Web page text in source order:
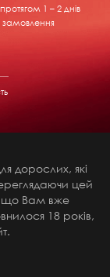
протягом 1 – 2 днів
замовлення
дорослих, які
цей
що Вам вже
18 років,